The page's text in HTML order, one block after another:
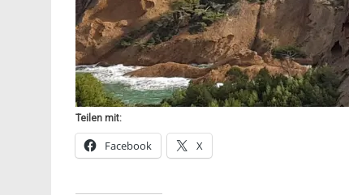
Teilen mit:
Facebook X